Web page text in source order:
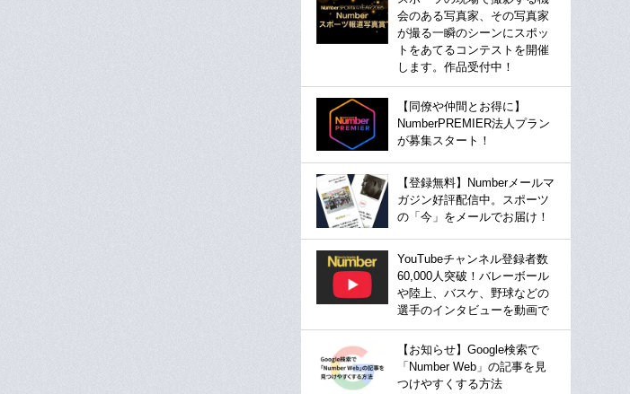
会のある写真家、その写真家
が撮る一瞬のシーンにスポッ
トをあてるコンテストを開催
します。作品受付中！
【同僚や仲間とお得に】
NumberPREMIER法人プラン
が募集スタート！
【登録無料】Numberメールマ
ガジン好評配信中。スポーツ
の「今」をメールでお届け！
YouTubeチャンネル登録者数
60,000人突破！バレーボール
や陸上、バスケ、野球などの
選手のインタビューを動画で
【お知らせ】Google検索で
「Number Web」の記事を見
つけやすくする方法